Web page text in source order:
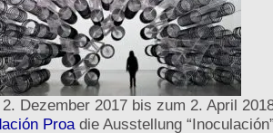
2. Dezember 2017 bis zum 2. April
Proadie Ausstellung